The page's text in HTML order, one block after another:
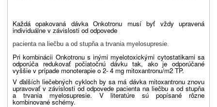
Každá opakovaná dávka Onkotronu musí byť vždy upravená
individuálne v závislosti od odpovede
pacienta na liečbu a od stupňa a trvania myelosupresie.
Pri kombinácii Onkotronu s inými myelotoxickými cytostatikami sa
odporúča redukovať počiatočnú dávku tak, ako je odporúčané
vyššie v prípade monoterapie o 2- 4 mg mitoxantronu/m2 TP.
V ďalších liečebných cykloch by sa má dávka mitoxantronu znovu
upravovať v závislosti od odpovede pacienta na liečbu a od stupňa
a trvania myelosupresie. V literatúre sú popísané rôzne
kombinované schémy.